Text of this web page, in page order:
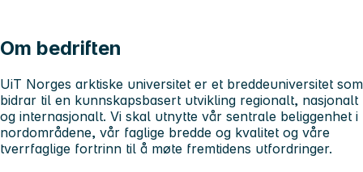
Om bedriften
UiT Norges arktiske universitet er et breddeuniversitet som
bidrar til en kunnskapsbasert utvikling regionalt, nasjonalt
og internasjonalt. Vi skal utnytte vår sentrale beliggenhet i
nordområdene, vår faglige bredde og kvalitet og våre
tverrfaglige fortrinn til å møte fremtidens utfordringer.